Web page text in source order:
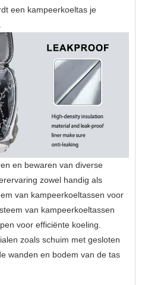
een kampeerkoeltas je
en bewaren van diverse
zowel handig als
van kampeerkoeltassen voor
van kampeerkoeltassen
voor efficiënte koeling.
zoals schuim met gesloten
wanden en bodem van de tas